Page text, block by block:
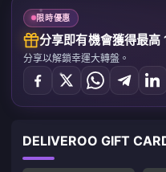
限時優惠
分享即有機會獲得最高
分享以解鎖幸運大轉盤。
DELIVEROO GIFT